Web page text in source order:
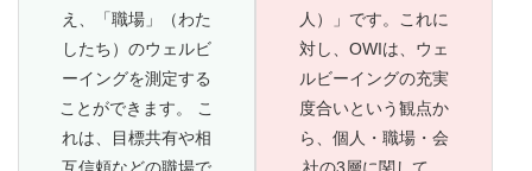
え、「職場」（わた
したち）のウェルビ
ーイングを測定する
ことができます。 こ
れは、目標共有や相
人）」です。これに
対し、OWIは、ウェ
ルビーイングの充実
度合いという観点か
ら、個人・職場・会